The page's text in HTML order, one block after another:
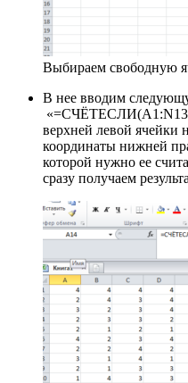
Выбираем свободную
В нее вводим
верхней левой ячейки
координаты нижней
которой нужно ее
сразу получаем